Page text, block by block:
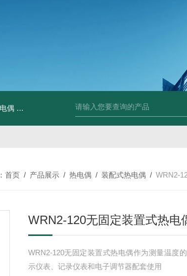
偶 WZP-731套管式热电阻 WZP2-731套管式热电阻
首页 / 产品展示 /热电偶 / 装配式热电偶 /WRN2-120
WRN2-120无固定装置式热电
WRN2-120无固定装置式热电偶作为测量温度
示仪表、记录仪表和电子调节器配套使用